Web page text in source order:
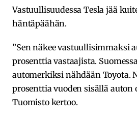
Vastuullisuudessa Tesla jää
häntäpäähän.
”Sen näkee vastuullisimmaksi
prosenttia vastaajista.
automerkiksi nähdään Toyota.
prosenttia vuoden sisällä auton
Tuomisto kertoo.